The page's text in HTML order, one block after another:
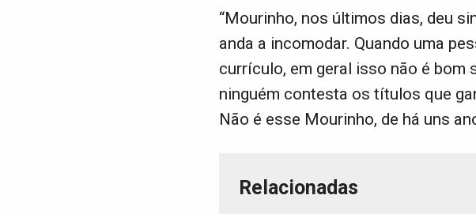
“Mourinho, nos últimos dias, deu
anda a incomodar. Quando uma
currículo, em geral isso não é bom
ninguém contesta os títulos que
Não é esse Mourinho, de há uns
Relacionadas